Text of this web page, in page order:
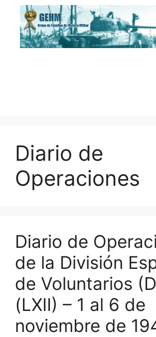
Saltar
contenido
Diario de
Operaciones
Diario de
de la División
de Voluntarios
(LXII) – 1 al 6 de
noviembre de